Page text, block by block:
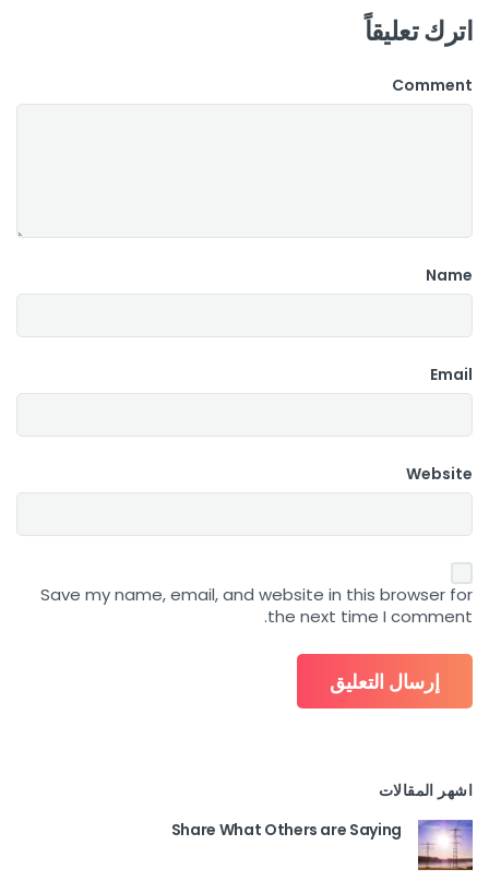
اترك تعليقاً
Comment
Name
Email
Website
Save my name, email, and website in this browser for
the next time I comment.
اشهر المقالات
Share What Others are Saying